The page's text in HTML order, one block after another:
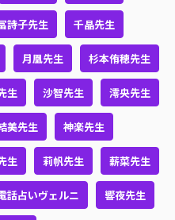
詩子先生 千晶先生
月凰先生 杉本侑穂先生
生 沙智先生 澪央先生
美先生 神楽先生
生 莉帆先生 薪菜先生
話占いヴェルニ 響夜先生